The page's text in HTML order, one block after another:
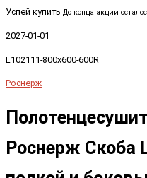
Успей купить До конца акции
2027-01-01
L102111-800x600-600R
Роснерж
Роснерж Скоба